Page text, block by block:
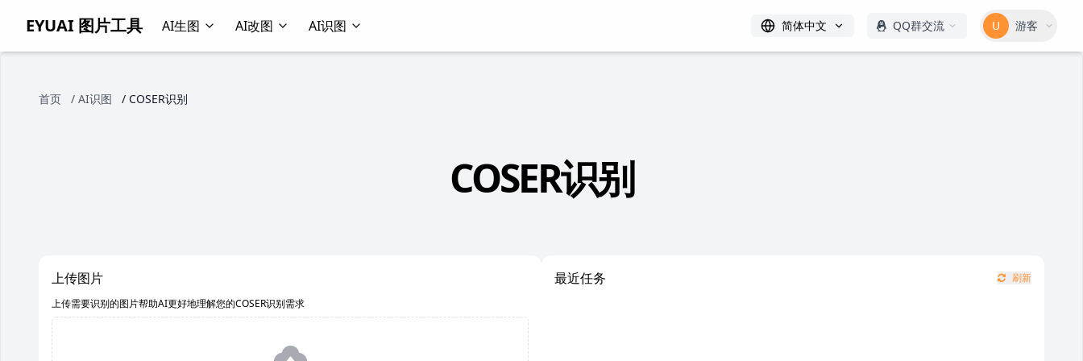
EYUAI 图片工具 AI生图 AI改图 AI识图 简体中文 QQ群交流 U 游客
首页 / AI识图 / COSER识别
COSER识别
上传图片
上传需要识别的图片帮助AI更好地理解您的COSER识别需求
最近任务 刷新